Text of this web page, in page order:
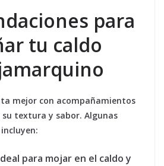
para
tu caldo
mejor con acompañamientos
textura y sabor. Algunas
para mojar en el caldo y